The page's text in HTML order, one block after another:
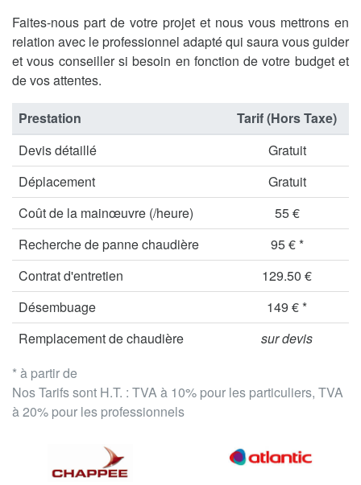
Faites-nous part de votre projet et nous vous mettrons en
relation avec le professionnel adapté qui saura vous guider
et vous conseiller si besoin en fonction de votre budget et
de vos attentes.
* à partir de
Nos Tarifs sont H.T. : TVA à 10% pour les particuliers, TVA
à 20% pour les professionnels
Prestation
Tarif (Hors Taxe)
Devis détaillé
Gratuit
Déplacement
Gratuit
Coût de la mainœuvre (/heure)
55 €
Recherche de panne chaudière
95 € *
Contrat d'entretien
129.50 €
Désembuage
149 € *
Remplacement de chaudière
sur devis